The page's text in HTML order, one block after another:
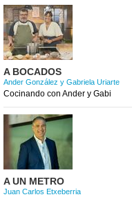
A BOCADOS
Ander González y Gabriela Uriarte
Cocinando con Ander y Gabi
A UN METRO
Juan Carlos Etxeberria